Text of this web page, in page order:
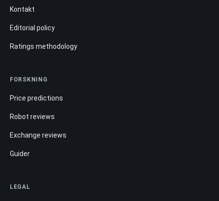
Kontakt
Editorial policy
Ratings methodology
FORSKNING
Price predictions
Robot reviews
Exchange reviews
Guider
LEGAL